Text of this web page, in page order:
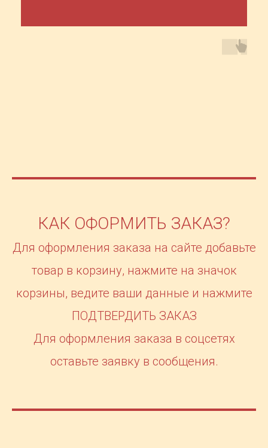
КАК ОФОРМИТЬ ЗАКАЗ?
Для оформления заказа на сайте добавьте
товар в корзину, нажмите на значок
корзины, ведите ваши данные и нажмите
ПОДТВЕРДИТЬ ЗАКАЗ
Для оформления заказа в соцсетях
оставьте заявку в сообщения.